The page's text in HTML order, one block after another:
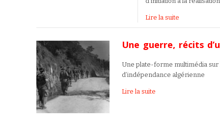
Lire la suite
Une guerre, récits
Une plate-forme multimédia
d’indépendance algérienne
Lire la suite